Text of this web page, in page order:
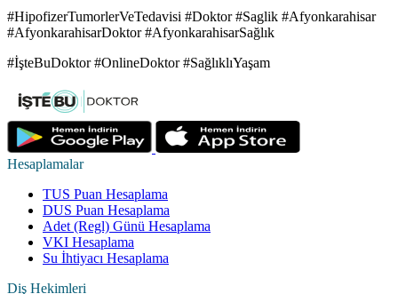
#HipofizerTumorlerVeTedavisi #Doktor #Saglik #Afyonkarahisar
#AfyonkarahisarDoktor #AfyonkarahisarSağlık
#İşteBuDoktor #OnlineDoktor #SağlıklıYaşam
Hesaplamalar
TUS Puan Hesaplama
DUS Puan Hesaplama
Adet (Regl) Günü Hesaplama
VKI Hesaplama
Su İhtiyacı Hesaplama
Diş Hekimleri